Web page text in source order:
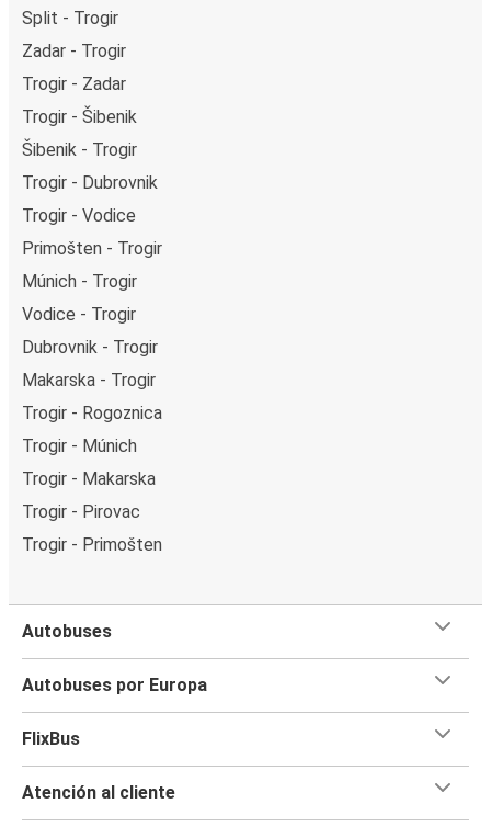
Split - Trogir
Zadar - Trogir
Trogir - Zadar
Trogir - Šibenik
Šibenik - Trogir
Trogir - Dubrovnik
Trogir - Vodice
Primošten - Trogir
Múnich - Trogir
Vodice - Trogir
Dubrovnik - Trogir
Makarska - Trogir
Trogir - Rogoznica
Trogir - Múnich
Trogir - Makarska
Trogir - Pirovac
Trogir - Primošten
Autobuses
Autobuses por Europa
FlixBus
Atención al cliente